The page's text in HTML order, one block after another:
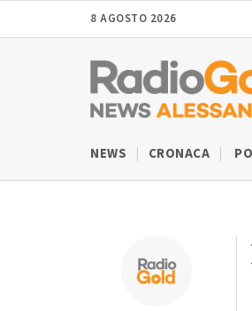
8 AGOSTO 2026
NEWS CRONACA